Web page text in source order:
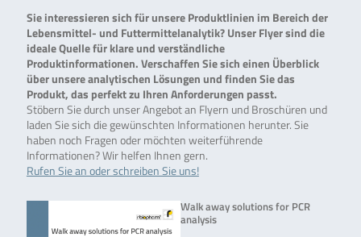
Sie interessieren sich für unsere Produktlinien im Bereich der
Lebensmittel- und Futtermittelanalytik? Unser Flyer sind die
ideale Quelle für klare und verständliche
Produktinformationen. Verschaffen Sie sich einen Überblick
über unsere analytischen Lösungen und finden Sie das
Produkt, das perfekt zu Ihren Anforderungen passt.
Stöbern Sie durch unser Angebot an Flyern und Broschüren und
laden Sie sich die gewünschten Informationen herunter. Sie
haben noch Fragen oder möchten weiterführende
Informationen? Wir helfen Ihnen gern.
Rufen Sie an oder schreiben Sie uns!
Walk away solutions for PCR
analysis